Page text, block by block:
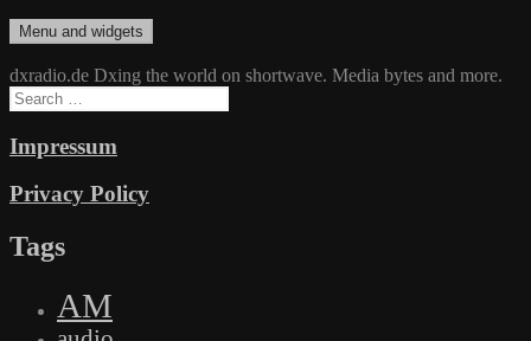
Skip
to
content
dxradio.de
DXing the world on shortwave
Menu and widgets
dxradio.de Dxing the world on shortwave. Media bytes and more.
Search
for:
Impressum
Privacy Policy
Tags
AM